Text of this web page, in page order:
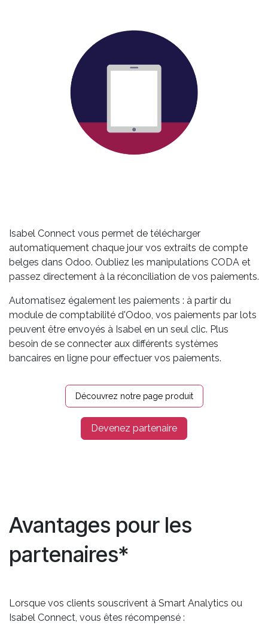
Isabel Connect vous permet de télécharger
automatiquement chaque jour vos extraits de compte
belges dans Odoo. Oubliez les manipulations CODA et
passez directement à la réconciliation de vos paiements.
Automatisez également les paiements : à partir du
module de comptabilité d'Odoo, vos paiements par lots
peuvent être envoyés à Isabel en un seul clic. Plus
besoin de se connecter aux différents systèmes
bancaires en ligne pour effectuer vos paiements.
Découvrez notre page produit
Devenez partenaire
Avantages pour les
partenaires*
Lorsque vos clients souscrivent à Smart Analytics ou
Isabel Connect, vous êtes récompensé :